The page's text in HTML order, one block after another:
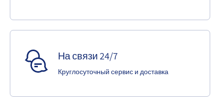
На связи 24/7
Круглосуточный сервис и доставка